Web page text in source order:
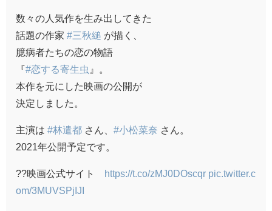
数々の人気作を生み出してきた
話題の作家 #三秋縋 が描く、
臆病者たちの恋の物語
『#恋する寄生虫 』。
本作を元にした映画の公開が
決定しました。
主演は #林遣都 さん、 #小松菜奈 さん。
2021年公開予定です。
??映画公式サイト https://t.co/zMJ0DOscqr pic.twitter.c
om/3MUVSPjIJI